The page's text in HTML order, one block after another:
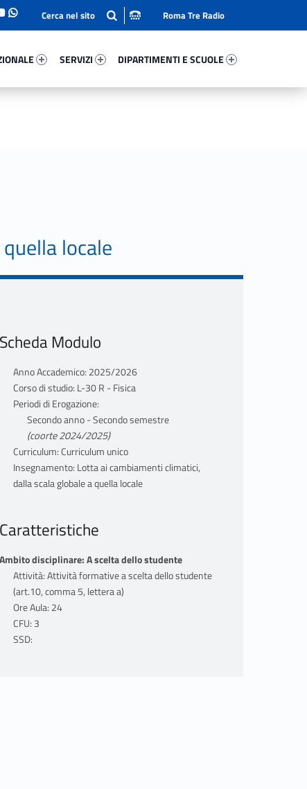
SERVIZI
DIPARTIMENTI E SCUOLE
Roma Tre Radio
locale
Scheda Modulo
Anno Accademico: 2025/2026
Corso di studio: L-30 R - Fisica
Periodi di Erogazione:
Secondo anno - Secondo semestre
(coorte 2024/2025)
Curriculum: Curriculum unico
Insegnamento: Lotta ai cambiamenti climatici,
dalla scala globale a quella locale
Caratteristiche
Ambito disciplinare: A scelta dello studente
Attività: Attività formative a scelta dello studente
(art.10, comma 5, lettera a)
Ore Aula: 24
CFU: 3
SSD: